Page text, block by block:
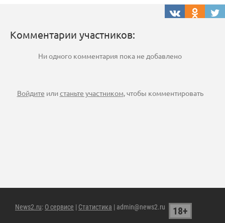
Комментарии участников:
Ни одного комментария пока не добавлено
Войдите илистаньте участником, чтобы комментировать
News2.ru: О сервисе | Статистика | admin@news2.ru 18+